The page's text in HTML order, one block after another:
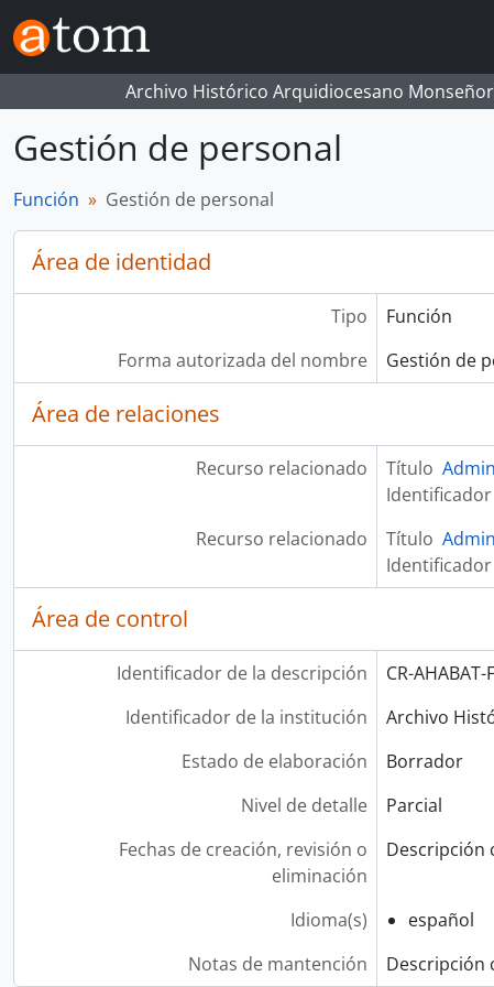
Skip to main content
Archivo Histórico Arquidiocesano
Gestión de personal
Función Gestión de personal
Área de identidad
Tipo
Función
Forma autorizada del nombre
Gestión de
Área de relaciones
Recurso relacionado Título
Identificador
Recurso relacionado
Título
Identificador
Área de control
Identificador de la descripción
CR-AHABAT-
Identificador de la institución
Archivo
Estado de elaboración
Borrador
Nivel de detalle
Parcial
Fechas de creación, revisión o
eliminación
Descripción
Idioma(s)
español
Notas de mantención
Descripción